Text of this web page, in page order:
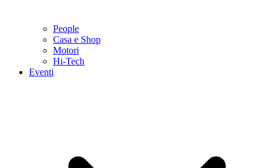
People
Casa e Shop
Motori
Hi-Tech
Eventi